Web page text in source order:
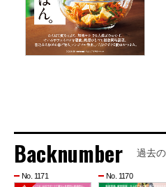
Backnumber 過去
No. 1171 No. 1170